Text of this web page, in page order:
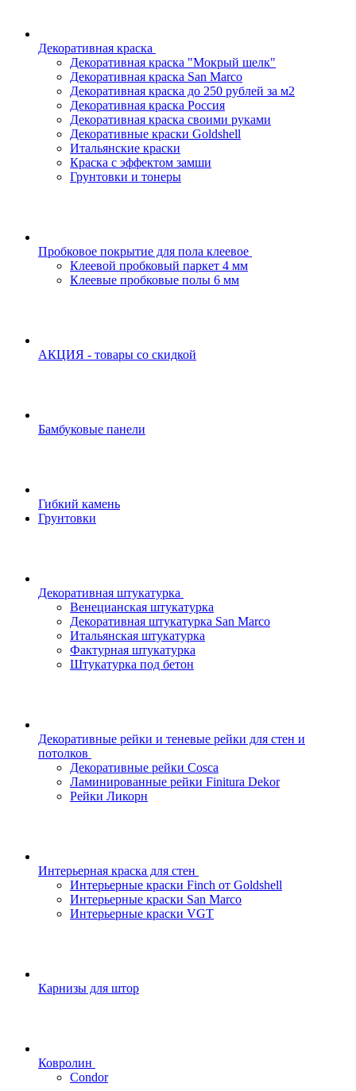
Декоративная краска
Декоративная краска "Мокрый шелк"
Декоративная краска San Marco
Декоративная краска до 250 рублей за м2
Декоративная краска Россия
Декоративная краска своими руками
Декоративные краски Goldshell
Итальянские краски
Краска с эффектом замши
Грунтовки и тонеры
Пробковое покрытие для пола клеевое
Клеевой пробковый паркет 4 мм
Клеевые пробковые полы 6 мм
АКЦИЯ - товары со скидкой
Бамбуковые панели
Гибкий камень
Грунтовки
Декоративная штукатурка
Венецианская штукатурка
Декоративная штукатурка San Marco
Итальянская штукатурка
Фактурная штукатурка
Штукатурка под бетон
Декоративные рейки и теневые рейки для стен и
потолков
Декоративные рейки Cosca
Ламинированные рейки Finitura Dekor
Рейки Ликорн
Интерьерная краска для стен
Интерьерные краски Finch от Goldshell
Интерьерные краски San Marco
Интерьерные краски VGT
Карнизы для штор
Ковролин
Condor